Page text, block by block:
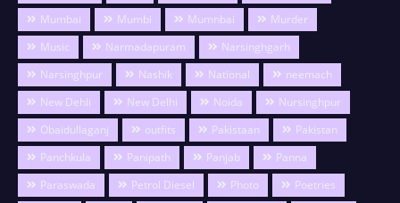
Mumbai
Mumbi Mumnbai
Murder
Music
Narmadapuram
Narsinghgarh
Narsinghpur
Nashik National
neemach
New Dehli
New Delhi Noida
Nursinghpur
Obaidullaganj
outfits Pakistaan
Pakistan
Panchkula
Panipath Panjab
Panna
Paraswada
Petrol Diesel Photo
Poetries